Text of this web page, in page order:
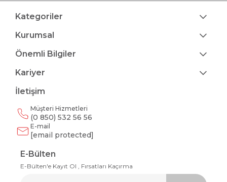
Kategoriler
Kurumsal
Önemli Bilgiler
Kariyer
İletişim
Müşteri Hizmetleri
(0 850) 532 56 56
E-mail
[email protected]
E-Bülten
E-Bülten'e Kayıt Ol , Fırsatları Kaçırma